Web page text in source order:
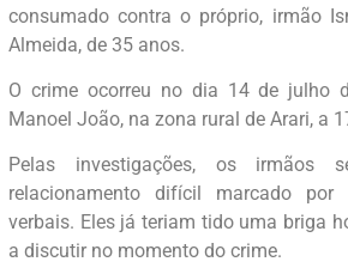
consumado contra o próprio, irmão
Almeida, de 35 anos.
O crime ocorreu no dia 14 de julho
Manoel João, na zona rural de Arari, a
Pelas investigações, os irmãos
relacionamento difícil marcado por
verbais. Eles já teriam tido uma briga
a discutir no momento do crime.